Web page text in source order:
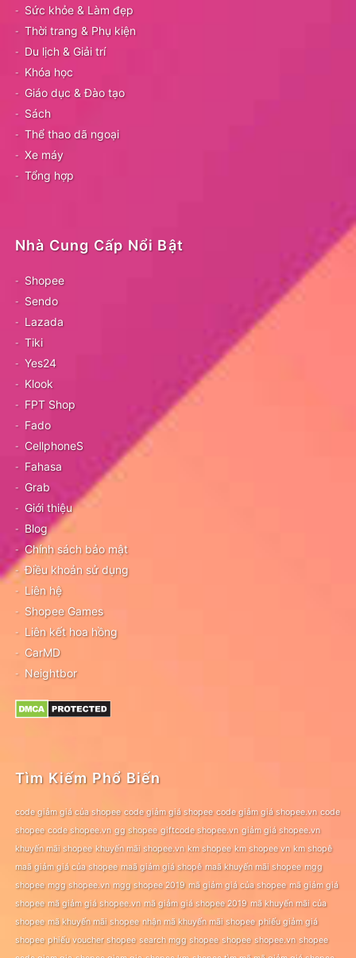
Sức khỏe & Làm đẹp
Thời trang & Phụ kiện
Du lịch & Giải trí
Khóa học
Giáo dục & Đào tạo
Sách
Thể thao dã ngoại
Xe máy
Tổng hợp
Nhà Cung Cấp Nổi Bật
Shopee
Sendo
Lazada
Tiki
Yes24
Klook
FPT Shop
Fado
CellphoneS
Fahasa
Grab
Giới thiệu
Blog
Chính sách bảo mật
Điều khoản sử dụng
Liên hệ
Shopee Games
Liên kết hoa hồng
CarMD
Neightbor
Tìm Kiếm Phổ Biến
code giảm giá của shopee code giảm giá shopee code giảm giá shopee.vn code
shopee code shopee.vn gg shopee giftcode shopee.vn giảm giá shopee.vn
khuyến mãi shopee khuyến mãi shopee.vn km shopee km shopee vn km shopê
maã giảm giá của shopee maã giảm giá shopê maã khuyến mãi shopee mgg
shopee mgg shopee.vn mgg shopee 2019 mã giảm giá của shopee mã giảm giá
shopee mã giảm giá shopee.vn mã giảm giá shopee 2019 mã khuyến mãi của
shopee mã khuyến mãi shopee nhận mã khuyến mãi shopee phiếu giảm giá
shopee phiếu voucher shopee search mgg shopee shopee shopee.vn shopee